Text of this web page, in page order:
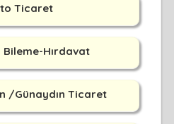
Ticaret
Hırdavat
/Günaydın Ticaret